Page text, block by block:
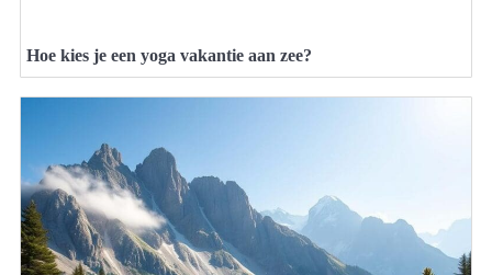
Hoe kies je een yoga vakantie aan zee?